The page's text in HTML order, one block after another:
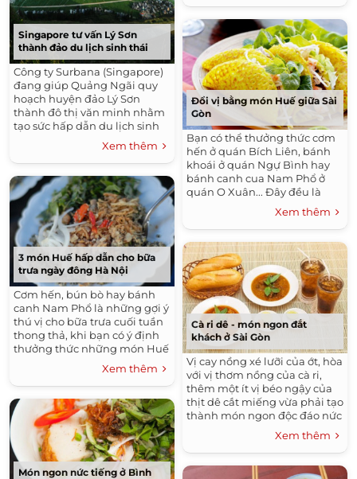
Singapore tư vấn Lý Sơn
thành đảo du lịch sinh thái
Công ty Surbana (Singapore)
đang giúp Quảng Ngãi quy
hoạch huyện đảo Lý Sơn
thành đô thị văn minh nhằm
tạo sức hấp dẫn du lịch sinh
Xem thêm
3 món Huế hấp dẫn cho bữa
trưa ngày đông Hà Nội
Cơm hến, bún bò hay bánh
canh Nam Phổ là những gợi ý
thú vị cho bữa trưa cuối tuần
thong thả, khi bạn có ý định
thưởng thức những món Huế
ngay giữa lòng Thủ Đô.
Xem thêm
Món ngon nức tiếng ở Bình
Đổi vị bằng món Huế giữa Sài
Gòn
Bạn có thể thưởng thức cơm
hến ở quán Bích Liên, bánh
khoái ở quán Ngự Bình hay
bánh canh cua Nam Phổ ở
quán O Xuân... Đây đều là
những địa chỉ giúp bạn cảm
nhận được hồn Huế ở giữa
Sài Gòn.
Xem thêm
Cà ri dê - món ngon đắt
khách ở Sài Gòn
Vị cay nồng xé lưỡi của ớt, hòa
với vị thơm nồng của cà ri,
thêm một ít vị béo ngậy của
thịt dê cắt miếng vừa phải tạo
thành món ngon độc đáo nức
Xem thêm